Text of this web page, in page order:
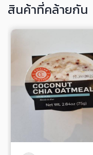
สินค้าที่คล้ายกัน